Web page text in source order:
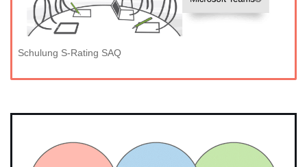
Schulung S-Rating SAQ